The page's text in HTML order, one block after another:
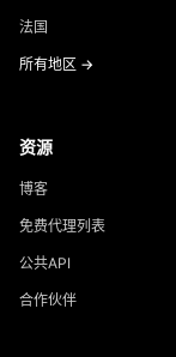
法国
所有地区 →
资源
博客
免费代理列表
公共API
合作伙伴